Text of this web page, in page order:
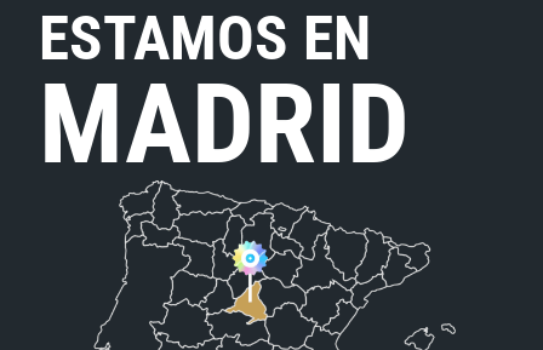
ESTAMOS EN
MADRID